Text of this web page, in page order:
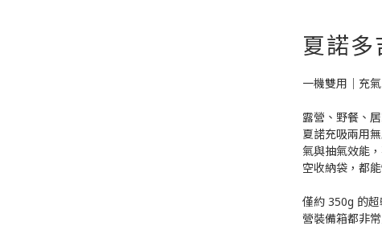
夏諾
一機雙用｜充
露營、野餐、
夏諾充吸兩用
氣與抽氣效能
空收納袋，都
僅約 350g 的
營裝備箱都非